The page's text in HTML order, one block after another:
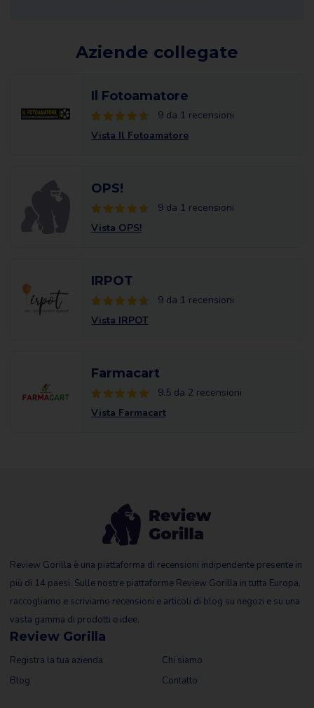
Aziende collegate
Il Fotoamatore
9 da 1 recensioni
Vista Il Fotoamatore
OPS!
9 da 1 recensioni
Vista OPS!
IRPOT
9 da 1 recensioni
Vista IRPOT
Farmacart
9.5 da 2 recensioni
Vista Farmacart
Review Gorilla è una piattaforma di recensioni indipendente presente in
più di 14 paesi. Sulle nostre piattaforme Review Gorilla in tutta Europa,
raccogliamo e scriviamo recensioni e articoli di blog su negozi e su una
vasta gamma di prodotti e idee.
Review Gorilla
Registra la tua azienda
Blog
Chi siamo
Contatto